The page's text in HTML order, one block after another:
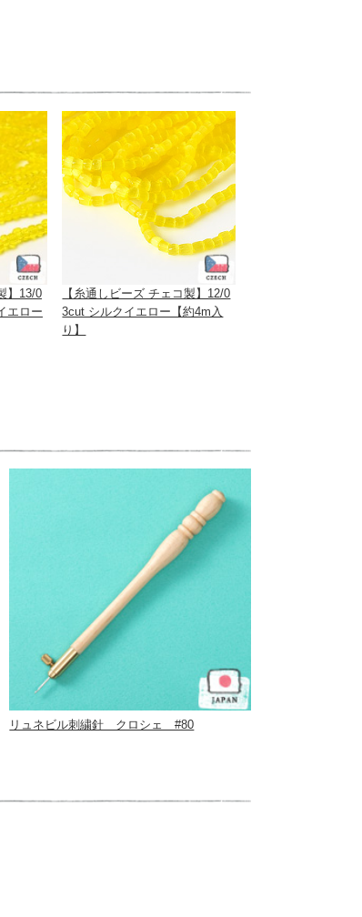
】13/0
エロー
【糸通しビーズ チェコ製】12/0
3cut シルクイエロー【約4m入
り】
リュネビル刺繍針 クロシェ #80